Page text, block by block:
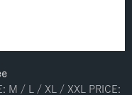
M / L / XL / XXL PRICE: